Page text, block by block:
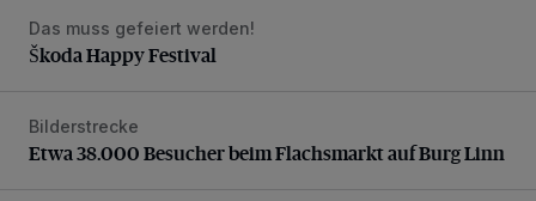
Škoda Happy Festival
Das muss gefeiert werden!
Škoda Happy Festival
Etwa 38.000 Besucher beim Flachsmarkt auf Burg Linn
Bilderstrecke
Etwa 38.000 Besucher beim Flachsmarkt auf Burg Linn